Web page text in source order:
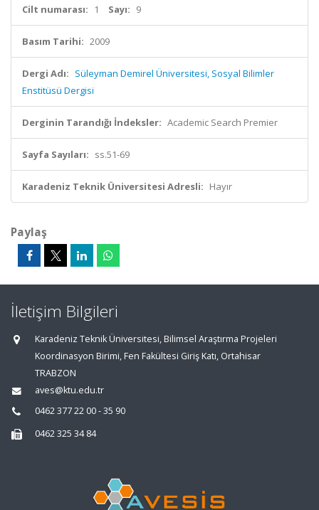
Cilt numarası: 1 Sayı: 9
Basım Tarihi: 2009
Dergi Adı: Süleyman Demirel Üniversitesi, Sosyal Bilimler
Enstitüsü Dergisi
Derginin Tarandığı İndeksler: Academic Search Premier
Sayfa Sayıları: ss.51-69
Karadeniz Teknik Üniversitesi Adresli: Hayır
Paylaş
İletişim Bilgileri
Karadeniz Teknik Üniversitesi, Bilimsel Araştırma Projeleri
Koordinasyon Birimi, Fen Fakültesi Giriş Katı, Ortahisar
TRABZON
aves@ktu.edu.tr
0462 377 22 00 - 35 90
0462 325 34 84